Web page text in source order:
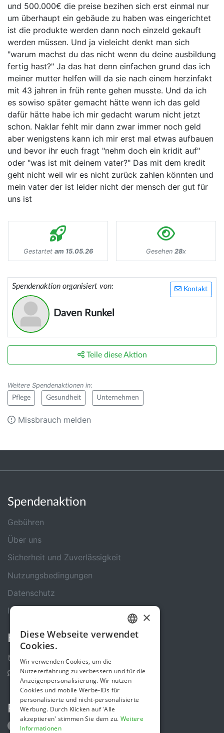
und 500.000€ die preise bezihen sich erst einmal nur
um überhaupt ein gebäude zu haben was eingerichtet
ist die produkte werden dann noch einzeld gekauft
werden müssen. Und ja vieleicht denkt man sich
"warum machst du das nicht wenn du deine ausbildung
fertig hast?" Ja das hat denn einfachen grund das ich
meiner mutter helfen will da sie nach einem herzinfakt
mit 43 jahren in früh rente gehen musste. Und da ich
es sowiso später gemacht hätte wenn ich das geld
dafür hätte habe ich mir gedacht warum nicht jetzt
schon. Naklar fehlt mir dann zwar immer noch geld
aber wenigstens kann ich mir erst mal etwas aufbauen
und bevor ihr euch fragt "nehm doch ein kridit auf"
oder "was ist mit deinem vater?" Das mit dem kredit
geht nicht weil wir es nicht zurück zahlen könnten und
mein vater der ist leider nicht der mensch der gut für
uns ist
Gestartet am 15.05.26 Gesehen 28x
Kontakt
Spendenaktion organisiert von:
Daven Runkel
Teile diese Aktion
Weitere Spendenaktionen in:
Pflege Gesundheit Unternehmen
Missbrauch melden
Spendenaktion
Gebühren
Über uns
Sicherheit und Zuverlässigkeit
Nutzungsbedingungen
Datenschutz
Impressum
Kontakt
Kontakt-Formular
Support Center
Folge uns
GERMAN
×
Diese Webseite verwendet
Cookies.
Wir verwenden Cookies, um die
Nutzererfahrung zu verbessern und für die
Anzeigenpersonalisierung. Wir nutzen
Cookies und mobile Werbe-IDs für
personalisierte und nicht-personalisierte
Werbung. Durch Klicken auf 'Alle
akzeptieren' stimmen Sie dem zu. Weitere
Informationen